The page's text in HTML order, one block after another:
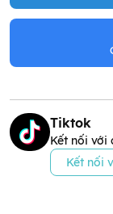
Tiktok
Kết nối với
Kết nối